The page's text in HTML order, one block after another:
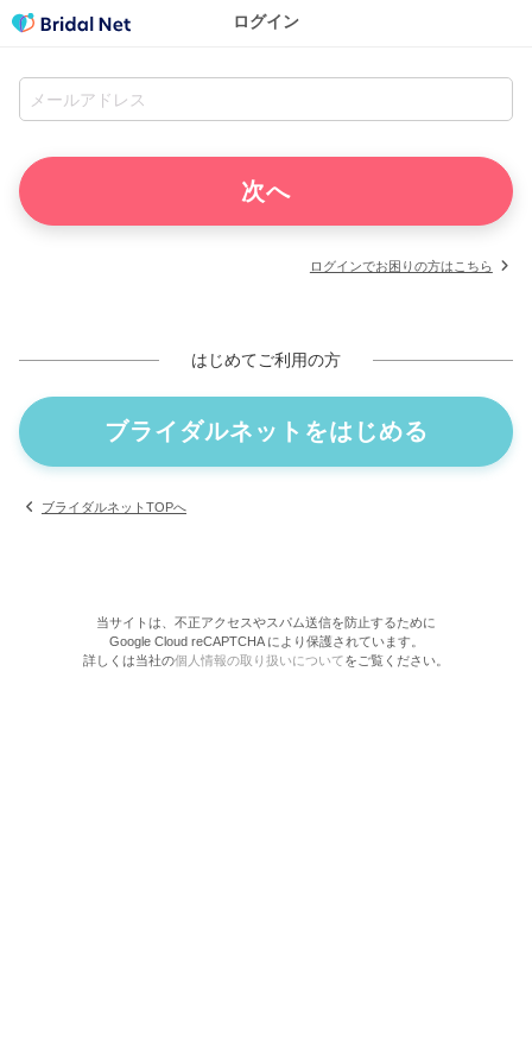
ログイン
ログインでお困りの方はこちら
はじめてご利用の方
ブライダルネットをはじめる
ブライダルネットTOPへ
当サイトは、不正アクセスやスパム送信を防止するために
Google Cloud reCAPTCHA により保護されています。
詳しくは当社の個人情報の取り扱いについてをご覧ください。